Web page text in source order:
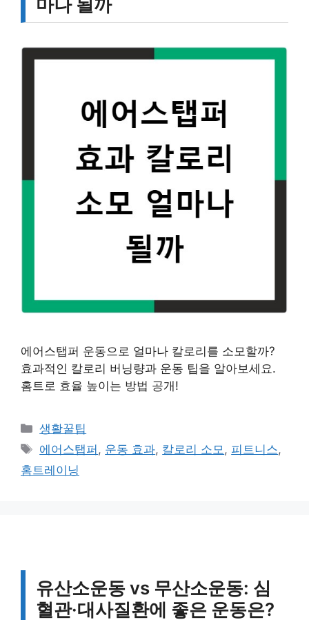
마나 될까
에어스탭퍼 운동으로 얼마나 칼로리를 소모할까?
효과적인 칼로리 버닝량과 운동 팁을 알아보세요.
홈트로 효율 높이는 방법 공개!
카
테
리
생활꿀팁
태
그
에어스탭퍼 , 운동 효과, 칼로리 소모, 피트니스,
홈트레이닝
유산소운동 vs 무산소운동: 심
혈관·대사질환에 좋은 운동은?